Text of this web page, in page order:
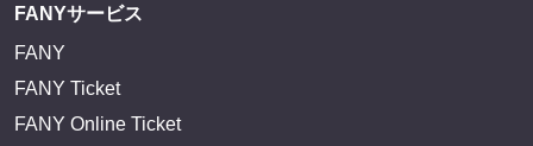
FANYサービス
FANY
FANY Ticket
FANY Online Ticket